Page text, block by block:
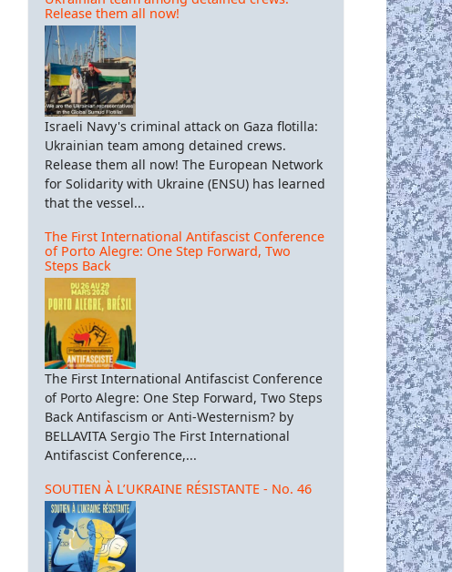
Release them all now!
Israeli Navy's criminal attack on Gaza flotilla:
Ukrainian team among detained crews.
Release them all now! The European Network
for Solidarity with Ukraine (ENSU) has learned
that the vessel...
The First International Antifascist Conference
of Porto Alegre: One Step Forward, Two
Steps Back
The First International Antifascist Conference
of Porto Alegre: One Step Forward, Two Steps
Back Antifascism or Anti-Westernism? by
BELLAVITA Sergio The First International
Antifascist Conference,...
SOUTIEN À L’UKRAINE RÉSISTANTE - No. 46